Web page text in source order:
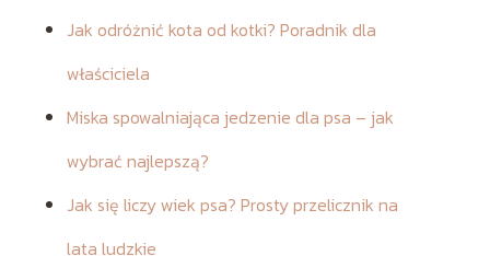
Jak odróżnić kota od kotki? Poradnik dla
właściciela
Miska spowalniająca jedzenie dla psa – jak
wybrać najlepszą?
Jak się liczy wiek psa? Prosty przelicznik na
lata ludzkie